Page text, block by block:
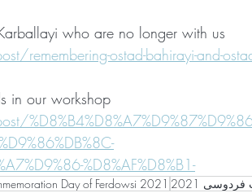
who are no longer with us
remembering-ostad-bahirayi-and-
in our workshop
%D8%AF%D8%B1-
Day of Ferdowsi 2021
2021